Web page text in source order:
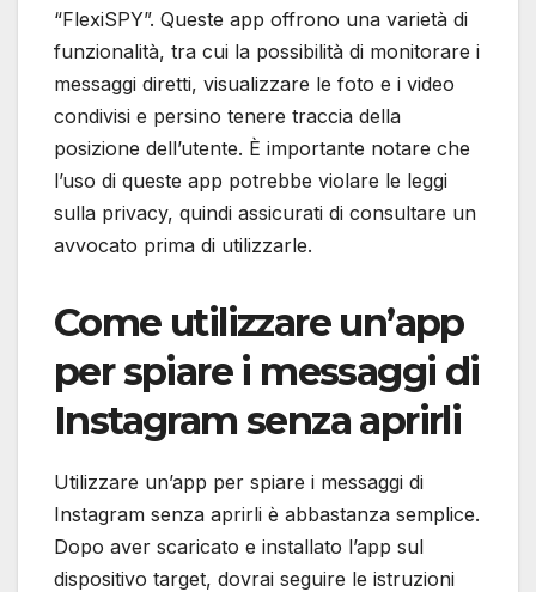
“FlexiSPY”. Queste app offrono una varietà di
funzionalità, tra cui la possibilità di monitorare i
messaggi diretti, visualizzare le foto e i video
condivisi e persino tenere traccia della
posizione dell’utente. È importante notare che
l’uso di queste app potrebbe violare le leggi
sulla privacy, quindi assicurati di consultare un
avvocato prima di utilizzarle.
Come utilizzare un’app
per spiare i messaggi di
Instagram senza aprirli
Utilizzare un’app per spiare i messaggi di
Instagram senza aprirli è abbastanza semplice.
Dopo aver scaricato e installato l’app sul
dispositivo target, dovrai seguire le istruzioni